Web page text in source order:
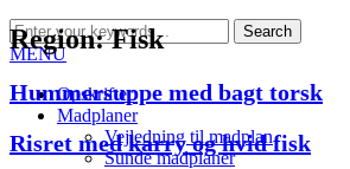
MENU
Opskrifter
Madplaner
Vejledning til madplan
Sunde madplaner
Region:Fisk
Hummersuppe med bagt torsk
Risret med karry og hvid fisk